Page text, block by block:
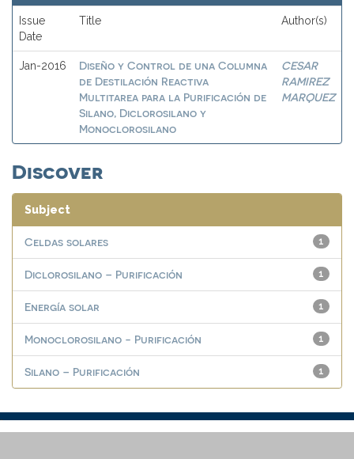
Issue
Date
Title Author(s)
Jan-2016
Diseño y Control de una Columna
de Destilación Reactiva
Multitarea para la Purificación de
Silano, Diclorosilano y
Monoclorosilano
CESAR
RAMIREZ
MARQUEZ
Discover
Subject
1
Celdas solares
1
Diclorosilano – Purificación
1
Energía solar
1
Monoclorosilano - Purificación
1
Silano – Purificación